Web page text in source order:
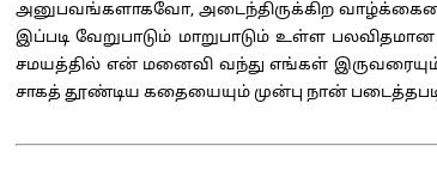
அனுபவங்களாகவோ, அடைந்திருக்கிற வாழ்க்கையை
இப்படி வேறுபாடும் மாறுபாடும் உள்ள
சமயத்தில் என் மனைவி வந்து எங்கள்
சாகத் தூண்டிய கதையையும் முன்பு நான்